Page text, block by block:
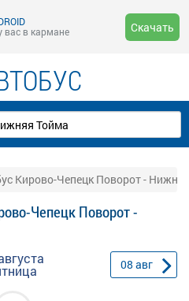
вас в кармане
Скачать
Кирово-Чепецк Поворот -
Чепецк Поворот -
08 авг